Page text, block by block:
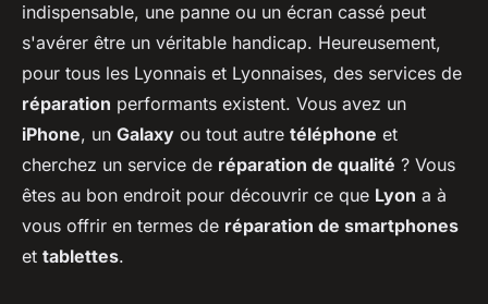
indispensable, une panne ou un écran cassé peut
s'avérer être un véritable handicap. Heureusement,
pour tous les Lyonnais et Lyonnaises, des services de
réparation performants existent. Vous avez un
iPhone, un Galaxy ou tout autre téléphone et
cherchez un service de réparation de qualité ? Vous
êtes au bon endroit pour découvrir ce que Lyon a à
vous offrir en termes de réparation de smartphones
et tablettes.